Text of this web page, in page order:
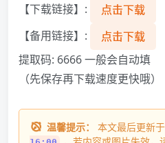
【下载链接】:
点击下载
【备用链接】:
点击下载
提取码: 6666 一般会自动填
（先保存再下载速度更快哦）
温馨提示： 本文最后更新于